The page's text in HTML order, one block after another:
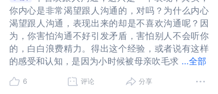
示自己的工作进度等。第五，长期调整和自我接
纳。改变沟通习惯是一个渐进的过程。上上面的方
法也许对你来说看上去简单，但真要做起来，还是
有很多的顾虑。关键的还是要调整对个人与他人的
关系的认知。你与母亲的互动模式带来的影响是长
期的，可能像是一种无形的烙印，就像是一道自动
化的程序。当你进入职场这个新系统后，它被无意
己的工作进度等。第五，长期调整和自我接纳。改
变沟通习惯是一个渐进的过程。上上面的方法也许
对你来说看上去简单，但真要做起来，还是有很多
的顾虑。关键的还是要调整对个人与他人的关系的
认知。你与母亲的互动模式带来的影响是长期的，
可能像是一种无形的烙印，就像是一道自动化的程
序。当你进入职场这个新系统后，它被无意识地激
责任，解决问题的能力。同时也许也有独来独往的
习惯，或者几个三五好友而已。一个人如果不影响
工作，也能凡事自己解决，或者重要的事情也会寻
求专业的帮助，这也是一种能力。有些安全感也许
也来自自己，你有能力，有自己可以帮助自己的方
法，这些都会让你的感觉变得更加笃定，这些能力
任，解决问题的能力。同时也许也有独来独往的习
惯，或者几个三五好友而已。一个人如果不影响工
作，也能凡事自己解决，或者重要的事情也会寻求
专业的帮助，这也是一种能力。有些安全感也许也
来自自己，你有能力，有自己可以帮助自己的方
法，这些都会让你的感觉变得更加笃定，这些能力
觉得说了也没用，别人不会听你的，这是谁的声
音，你与母亲就这样紧密链接，以为的孝顺父母，
曾经小时候以这种方式生存下来，看到自己的不容
易，保护自己。现在你是成年人，生活在互联网的
今天，知识更新迭代，工作中很多需要合作，在沟
通中会碰触很多智慧，允许自己一点点的突破，一
点点的打开。即使害怕也不断为自己赋能，没有被
了也没用，别人不会听你的，这是谁的声音，你与
母亲就这样紧密链接，以为的孝顺父母，曾经小时
候以这种方式生存下来，看到自己的不容易，保护
自己。现在你是成年人，生活在互联网的今天，知
识更新迭代，工作中很多需要合作，在沟通中会碰
触很多智慧，允许自己一点点的突破，一点点的打
开。即使害怕也不断为自己赋能，没有被正确对待
...全部
你内心是非常渴望跟人沟通的，对吗？为什么内心
渴望跟人沟通，表现出来的却是不喜欢沟通呢？因
为，你害怕沟通不好引发矛盾，害怕别人不会听你
的，白白浪费精力。得出这个经验，或者说有这样
的感受和认知，是因为小时候被母亲吹毛求
话，都被挑毛病的话，谁还愿意开口说话呢？你没
你内心是非常渴望跟人沟通的，对吗？为什么内心
渴望跟人沟通，表现出来的却是不喜欢沟通呢？因
为，你害怕沟通不好引发矛盾，害怕别人不会听你
的，白白浪费精力。得出这个经验，或者说有这样
的感受和认知，是因为小时候被母亲吹毛求疵地强
挑毛病的话，谁还愿意开口说话呢？你没有被当成
6 评论 分享